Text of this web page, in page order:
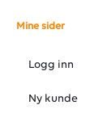
Mine sider
Logg inn
Ny kunde